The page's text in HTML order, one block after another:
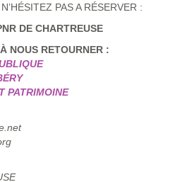
N’HÉSITEZ PAS A RÉSERVER :
DE CHARTREUSE
NOUS RETOURNER :
PATRIMOINE